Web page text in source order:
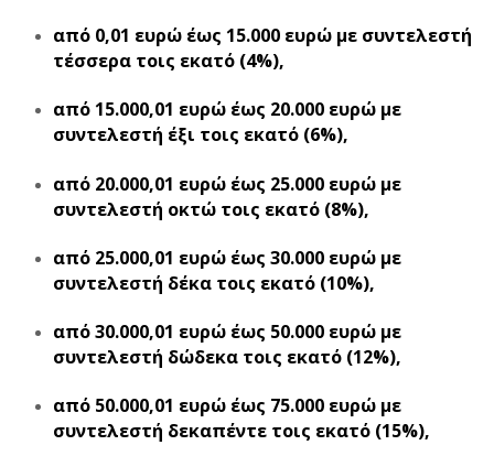
από 0,01 ευρώ έως 15.000 ευρώ με συντελεστή
τέσσερα τοις εκατό (4%),
από 15.000,01 ευρώ έως 20.000 ευρώ με
συντελεστή έξι τοις εκατό (6%),
από 20.000,01 ευρώ έως 25.000 ευρώ με
συντελεστή οκτώ τοις εκατό (8%),
από 25.000,01 ευρώ έως 30.000 ευρώ με
συντελεστή δέκα τοις εκατό (10%),
από 30.000,01 ευρώ έως 50.000 ευρώ με
συντελεστή δώδεκα τοις εκατό (12%),
από 50.000,01 ευρώ έως 75.000 ευρώ με
συντελεστή δεκαπέντε τοις εκατό (15%),